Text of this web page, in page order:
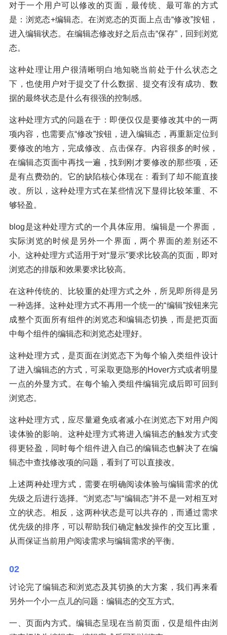
对于一个用户可以修改的页面，最传统、最可靠的方式
是：浏览态+编辑态。在浏览态的页面上点击“修改”按钮，
进入编辑状态。在编辑态修改好之后点击“保存”，回到浏览
态。
这种处理让用户很清晰明白地知晓当前处于什么状态之
下，也使用户对于提交了什么数据、提交有没有成功、数
据的最终状态是什么有很强的控制感。
这种处理方式的问题在于：即便仅仅是要修改其中的一两
项内容，也需要点“修改”按钮，进入编辑态，再重新定位到
要修改的地方，完成修改、点击保存。内容很多的时候，
在编辑态页面中再找一遍，找到刚才要修改的那些项，还
是有点费劲的。它的缺陷核心体现在：看到了却不能直接
改。所以，这种处理方式在某些情况下显得比较笨重、不
够轻盈。
blog是这种处理方式的一个具体应用。编辑是一个界面，
实际浏览的时候是另外一个界面，两个界面的差别还不
小。这种处理方式适用于对“显示”要求比较高的页面，即对
浏览态的排版和效果要求比较高。
在这种传统的、比较重的处理方式之外，所见即所得是另
一种选择。这种处理方式不再用一个统一的“编辑”按钮来完
成整个页面所有组件的浏览态和编辑态切换，而是把页面
中每个组件的编辑态和浏览态处理好。
这种处理方式，是页面在浏览态下为每个输入类组件设计
了进入编辑态的方式，可采取更隐形的Hover方式或者明显
一点的外显方式。在每个输入类组件编辑完成后即可回到
浏览态。
这种处理方式，应尽量避免或者减小在浏览态下对用户阅
读体验的影响。这种处理方式将进入编辑态的触发方式变
得更轻盈，同时每个组件进入自己的编辑态也解决了在编
辑态中查找修改项的问题，看到了可以直接改。
上述两种处理方式，需要在明确阅读体验与编辑需求的优
先级之后进行选择。“浏览态”与“编辑态”并不是一对相互对
立的状态。相反，这两种状态是可以共存的，而通过需求
优先级的排序，可以帮助我们确定触发操作的交互比重，
从而保证当前用户阅读需求与编辑需求的平衡。
02
讨论完了编辑态和浏览态及其切换的大方案，我们再来看
另外一个小一点儿的问题：编辑态的交互方式。
一、页面内方式。编辑态呈现在当前页面，仅是组件由浏